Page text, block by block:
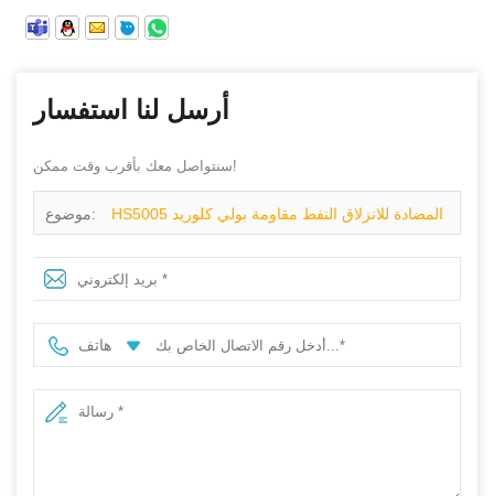
أرسل لنا استفسار
سنتواصل معك بأقرب وقت ممكن!
موضوع: HS5005 المضادة للانزلاق النفط مقاومة بولي كلوريد
الفينيل الوحيد الصلب ثقب اصبع القدم أحذية السلامة البلاستيكية
واقية رخيصة
هاتف